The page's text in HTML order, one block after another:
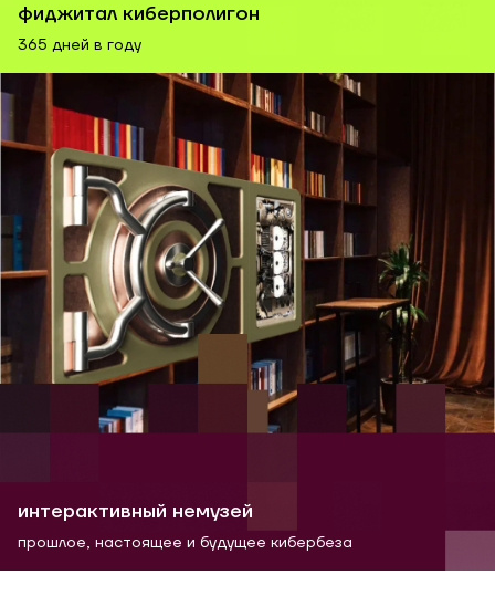
фиджитал киберполигон
365 дней в году
интерактивный немузей
прошлое, настоящее и будущее кибербеза